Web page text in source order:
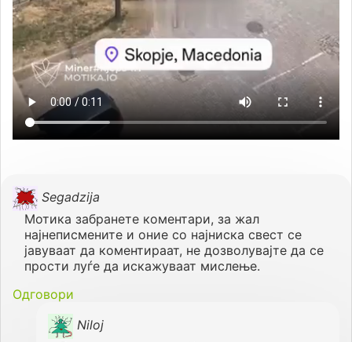
Segadzija
Мотика забранете коментари, за жал
најнеписмените и оние со најниска свест се
јавуваат да коментираат, не дозволувајте да се
прости луѓе да искажуваат мислење.
Одговори
Niloj